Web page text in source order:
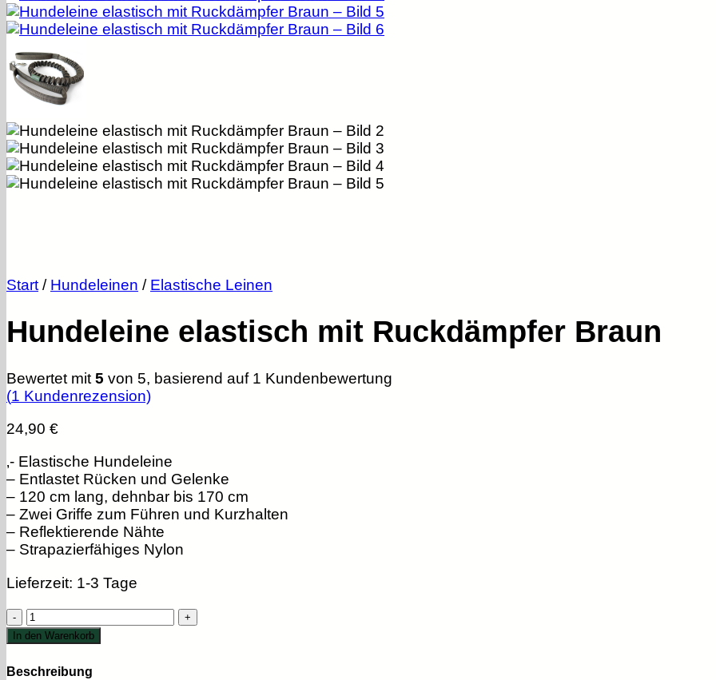
Start / Hundeleinen / Elastische Leinen
Hundeleine elastisch mit Ruckdämpfer Braun
Bewertet mit 5 von 5, basierend auf 1 Kundenbewertung
(1 Kundenrezension)
24,90 €
‚- Elastische Hundeleine
– Entlastet Rücken und Gelenke
– 120 cm lang, dehnbar bis 170 cm
– Zwei Griffe zum Führen und Kurzhalten
– Reflektierende Nähte
– Strapazierfähiges Nylon
Lieferzeit: 1-3 Tage
Hundeleine
elastisch
mit
Ruckdämpfer
In den Warenkorb
Beschreibung